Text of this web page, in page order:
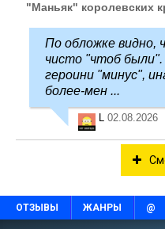
"Маньяк" королевских
По обложке видно,
чисто "чтоб были".
героини "минус",
более-мен ...
L 02.08.2026
ОТЗЫВЫ ЖАНРЫ @